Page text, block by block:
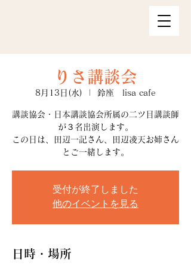
りさ講談会
8月13日(水) 鈴座 lisa cafe
講談協会・日本講談協会所属の二ツ目講談師
が３名出演します。
この日は、田辺一記さん、田辺凌天お姉さん
とご一緒します。
受付が終了しました
他のイベントを見る
日時・場所